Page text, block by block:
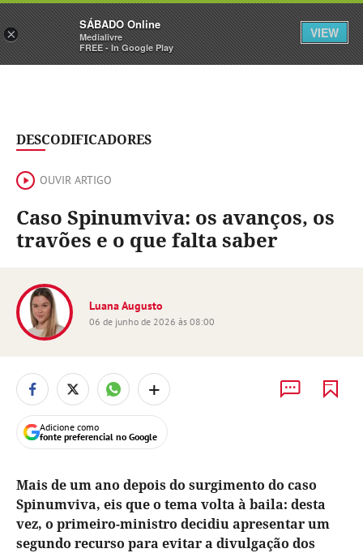
Sábado Assine Iniciar Sessão
DESCODIFICADORES
OUVIR ARTIGO
Caso Spinumviva: os avanços, os
travões e o que falta saber
Luana Augusto
06 de junho de 2026 às 08:00
+
Adicione como
fonte preferencial no Google
Mais de um ano depois do surgimento do caso
Spinumviva, eis que o tema volta à baila: desta
vez, o primeiro-ministro decidiu apresentar um
segundo recurso para evitar a divulgação dos
×
SÁBADO Online
Medialivre
FREE - In Google Play
VIEW